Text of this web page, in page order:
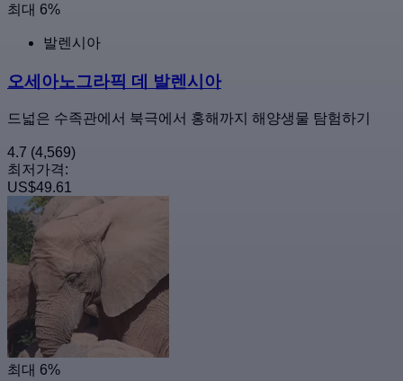
최대 6%
발렌시아
오세아노그라픽 데 발렌시아
드넓은 수족관에서 북극에서 홍해까지 해양생물 탐험하기
4.7 (4,569)
최저가격:
US$49.61
최대 6%